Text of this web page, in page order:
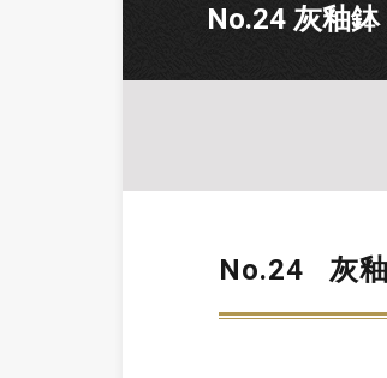
No.24 灰釉
No.24 灰